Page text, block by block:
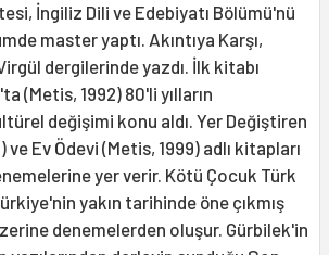
İngiliz Dili ve Edebiyatı Bölümü'nü
master yaptı. Akıntıya Karşı,
dergilerinde yazdı. İlk kitabı
(Metis, 1992) 80'li yılların
değişimi konu aldı. Yer Değiştiren
ve Ev Ödevi (Metis, 1999) adlı kitapları
yer verir. Kötü Çocuk Türk
yakın tarihinde öne çıkmış
denemelerden oluşur. Gürbilek'in